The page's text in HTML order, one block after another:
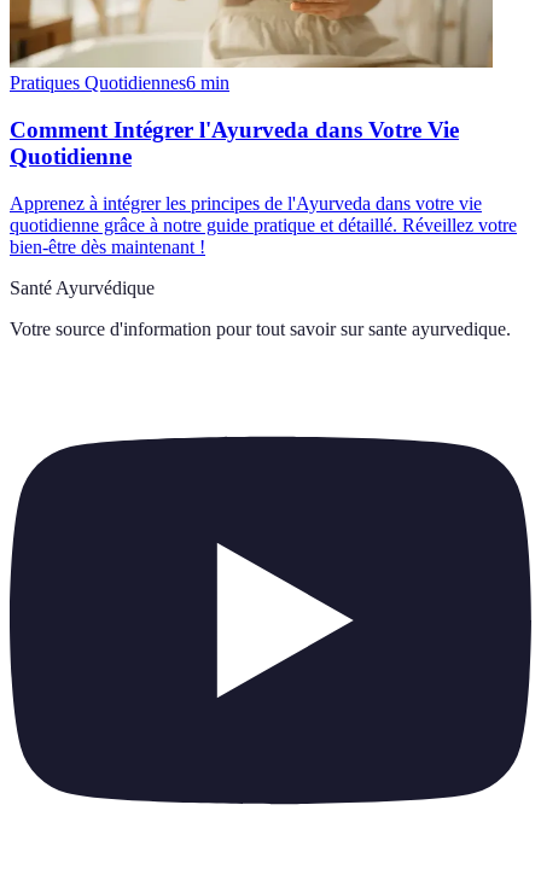
Pratiques Quotidiennes6 min
Comment Intégrer l'Ayurveda dans Votre Vie
Quotidienne
Apprenez à intégrer les principes de l'Ayurveda dans votre vie
quotidienne grâce à notre guide pratique et détaillé. Réveillez votre
bien-être dès maintenant !
Santé Ayurvédique
Votre source d'information pour tout savoir sur sante ayurvedique.